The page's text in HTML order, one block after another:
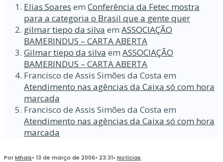
Elias Soares em Conferência da Fetec mostra
para a categoria o Brasil que a gente quer
gilmar tiepo da silva em ASSOCIAÇÃO
BAMERINDUS – CARTA ABERTA
Gilmar tiepo da silva em ASSOCIAÇÃO
BAMERINDUS – CARTA ABERTA
Francisco de Assis Simões da Costa em
Atendimento nas agências da Caixa só com hora
marcada
Francisco de Assis Simões da Costa em
Atendimento nas agências da Caixa só com hora
marcada
PorMhais• 13 de março de 2006• 23:31• Notícias